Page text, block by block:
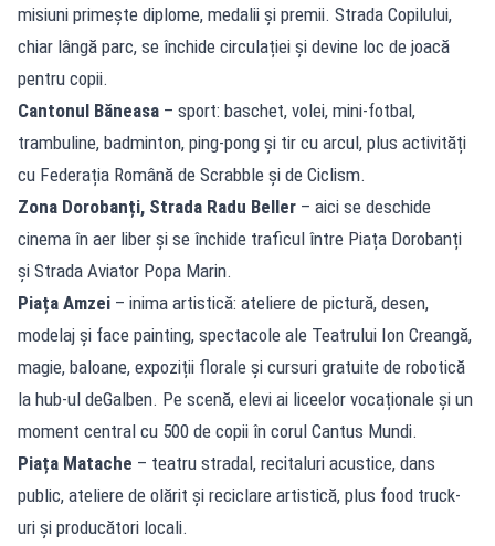
misiuni primește diplome, medalii și premii. Strada Copilului,
chiar lângă parc, se închide circulației și devine loc de joacă
pentru copii.
Cantonul Băneasa – sport: baschet, volei, mini-fotbal,
trambuline, badminton, ping-pong și tir cu arcul, plus activități
cu Federația Română de Scrabble și de Ciclism.
Zona Dorobanți, Strada Radu Beller – aici se deschide
cinema în aer liber și se închide traficul între Piața Dorobanți
și Strada Aviator Popa Marin.
Piața Amzei – inima artistică: ateliere de pictură, desen,
modelaj și face painting, spectacole ale Teatrului Ion Creangă,
magie, baloane, expoziții florale și cursuri gratuite de robotică
la hub-ul deGalben. Pe scenă, elevi ai liceelor vocaționale și un
moment central cu 500 de copii în corul Cantus Mundi.
Piața Matache – teatru stradal, recitaluri acustice, dans
public, ateliere de olărit și reciclare artistică, plus food truck-
uri și producători locali.